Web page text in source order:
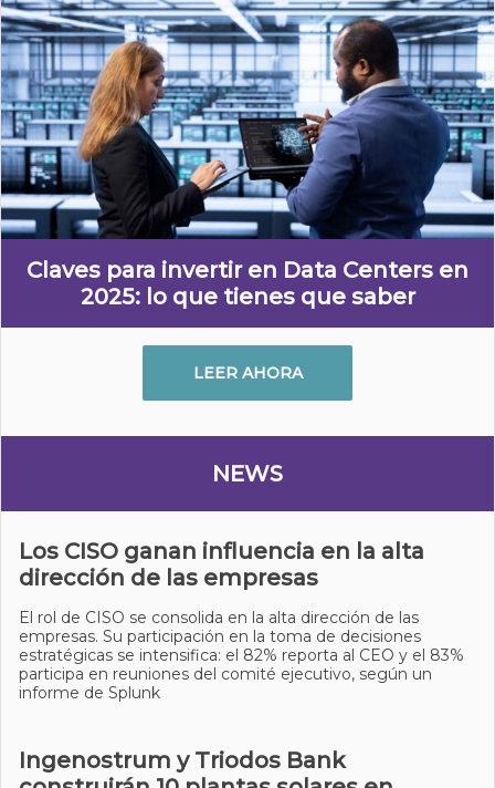
Claves para invertir en Data Centers en
2025: lo que tienes que saber
LEER AHORA
NEWS
Los CISO ganan influencia en la alta
dirección de las empresas
El rol de CISO se consolida en la alta dirección de las
empresas. Su participación en la toma de decisiones
estratégicas se intensifica: el 82% reporta al CEO y el 83%
participa en reuniones del comité ejecutivo, según un
informe de Splunk
Ingenostrum y Triodos Bank